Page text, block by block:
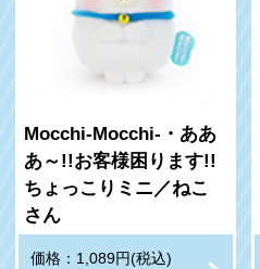
Mocchi-Mocchi-・ああ
あ～!!お客様困ります!!
ちょっこりミニ／ねこ
さん
価格：1,089円(税込)